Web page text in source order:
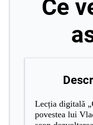
Ce
Lecția digitală
povestea lui